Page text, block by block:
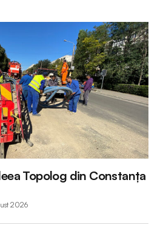
Topolog din Constanța
2026